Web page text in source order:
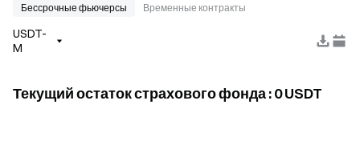
размещается по цене банкротства и сопоставляется с ней на
банкротства, образовавшийся излишек поступает в страховой
Бессрочные фьючерсы Временные контракты
USDT-
M
Текущий остаток страхового фонда:0USDT